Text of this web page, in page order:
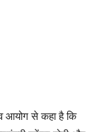
आयोग से कहा है कि